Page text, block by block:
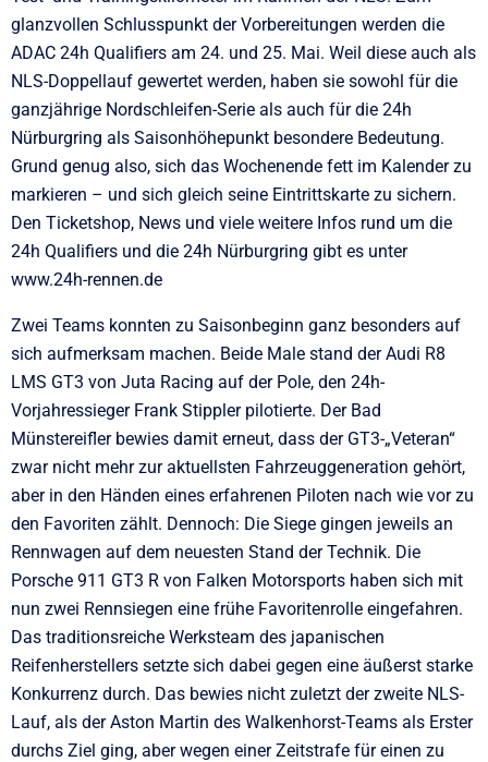
glanzvollen Schlusspunkt der Vorbereitungen werden die
ADAC 24h Qualifiers am 24. und 25. Mai. Weil diese auch als
NLS-Doppellauf gewertet werden, haben sie sowohl für die
ganzjährige Nordschleifen-Serie als auch für die 24h
Nürburgring als Saisonhöhepunkt besondere Bedeutung.
Grund genug also, sich das Wochenende fett im Kalender zu
markieren – und sich gleich seine Eintrittskarte zu sichern.
Den Ticketshop, News und viele weitere Infos rund um die
24h Qualifiers und die 24h Nürburgring gibt es unter
www.24h-rennen.de
Zwei Teams konnten zu Saisonbeginn ganz besonders auf
sich aufmerksam machen. Beide Male stand der Audi R8
LMS GT3 von Juta Racing auf der Pole, den 24h-
Vorjahressieger Frank Stippler pilotierte. Der Bad
Münstereifler bewies damit erneut, dass der GT3-„Veteran“
zwar nicht mehr zur aktuellsten Fahrzeuggeneration gehört,
aber in den Händen eines erfahrenen Piloten nach wie vor zu
den Favoriten zählt. Dennoch: Die Siege gingen jeweils an
Rennwagen auf dem neuesten Stand der Technik. Die
Porsche 911 GT3 R von Falken Motorsports haben sich mit
nun zwei Rennsiegen eine frühe Favoritenrolle eingefahren.
Das traditionsreiche Werksteam des japanischen
Reifenherstellers setzte sich dabei gegen eine äußerst starke
Konkurrenz durch. Das bewies nicht zuletzt der zweite NLS-
Lauf, als der Aston Martin des Walkenhorst-Teams als Erster
durchs Ziel ging, aber wegen einer Zeitstrafe für einen zu